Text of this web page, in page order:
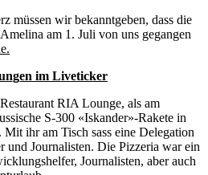
müssen wir bekanntgeben, dass die
am 1. Juli von uns gegangen
im Liveticker
RIA Lounge, als am
S-300 «Iskander»-Rakete in
ihr am Tisch sass eine Delegation
und Journalisten. Die Pizzeria war ein
Journalisten, aber auch